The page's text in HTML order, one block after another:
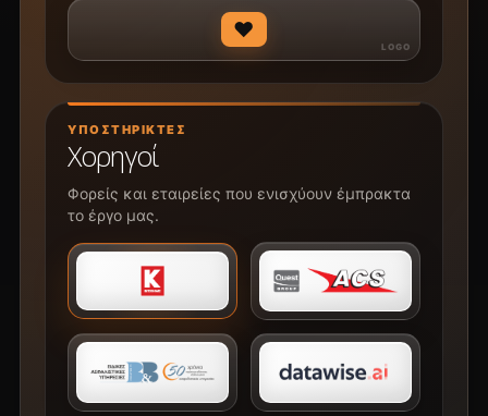
♥
ΥΠΟΣΤΗΡΙΚΤΈΣ
Χορηγοί
Φορείς και εταιρείες που ενισχύουν έμπρακτα
το έργο μας.